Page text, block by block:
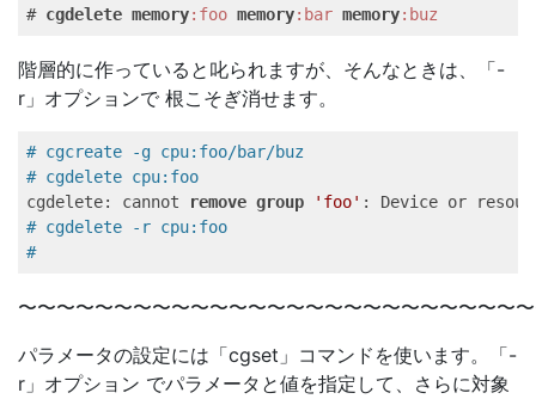
# cgdelete memory:foo memory:bar memory:buz
階層的に作っていると叱られますが、そんなときは、「-
r」オプションで 根こそぎ消せます。
# cgcreate -g cpu:foo/bar/buz
# cgdelete cpu:foo
cgdelete: cannot
remove group
'foo'
# cgdelete -r cpu:foo
#
〜〜〜〜〜〜〜〜〜〜〜〜〜〜〜〜〜〜〜〜〜〜〜〜〜〜
パラメータの設定には「cgset」コマンドを使います。「-
r」オプション でパラメータと値を指定して、さらに対象